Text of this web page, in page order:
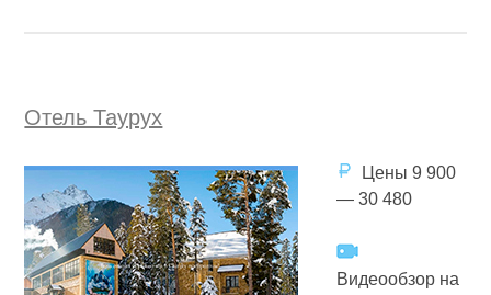
Отель Таурух
Цены 9 900
— 30 480
Видеообзор на